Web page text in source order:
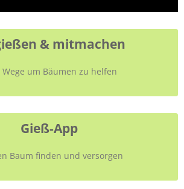
& mitmachen
Wege um Bäumen zu helfen
Gieß-App
Baum finden und versorgen